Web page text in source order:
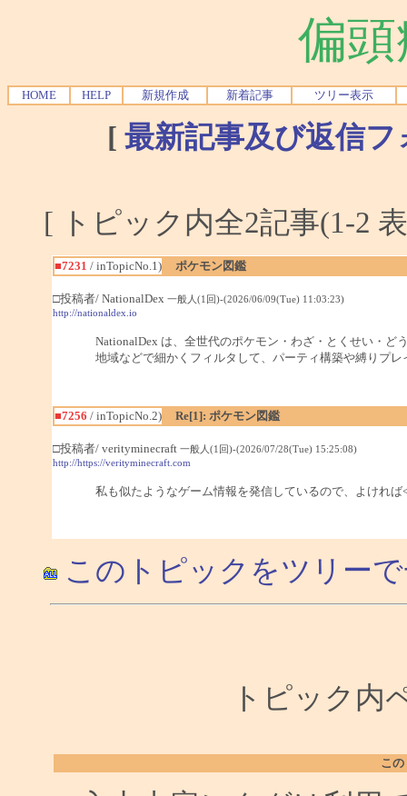
偏
HOME HELP 新規作成 新着記事 ツリー表示
[ 最新記事及び返信
[ トピック内全2記事(1-2
■7231 / inTopicNo.1) ポケモン図鑑
□投稿者/ NationalDex 一般人(1回)-(2026/06/09(Tue) 11:03:23)
http://nationaldex.io
NationalDex は、全世代のポケモン・わざ・とくせい・
地域などで細かくフィルタして、パーティ構築や縛りプ
■7256 / inTopicNo.2) Re[1]: ポケモン図鑑
□投稿者/ verityminecraft 一般人(1回)-(2026/07/28(Tue) 15:25:08)
http://https://verityminecraft.com
私も似たようなゲーム情報を発信しているので、よければ
このトピックをツリー
トピック内
こ